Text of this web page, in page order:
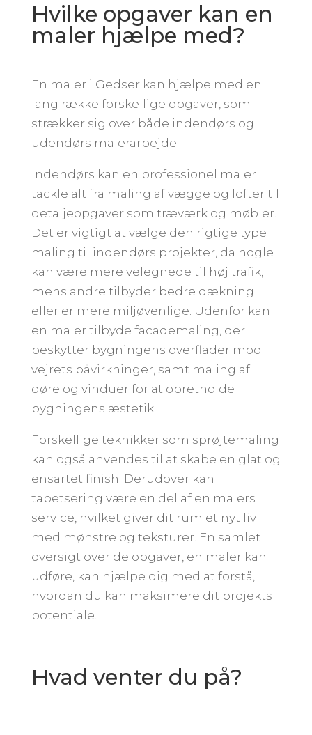
Hvilke opgaver kan en
maler hjælpe med?
En maler i Gedser kan hjælpe med en
lang række forskellige opgaver, som
strækker sig over både indendørs og
udendørs malerarbejde.
Indendørs kan en professionel maler
tackle alt fra maling af vægge og lofter til
detaljeopgaver som træværk og møbler.
Det er vigtigt at vælge den rigtige type
maling til indendørs projekter, da nogle
kan være mere velegnede til høj trafik,
mens andre tilbyder bedre dækning
eller er mere miljøvenlige. Udenfor kan
en maler tilbyde facademaling, der
beskytter bygningens overflader mod
vejrets påvirkninger, samt maling af
døre og vinduer for at opretholde
bygningens æstetik.
Forskellige teknikker som sprøjtemaling
kan også anvendes til at skabe en glat og
ensartet finish. Derudover kan
tapetsering være en del af en malers
service, hvilket giver dit rum et nyt liv
med mønstre og teksturer. En samlet
oversigt over de opgaver, en maler kan
udføre, kan hjælpe dig med at forstå,
hvordan du kan maksimere dit projekts
potentiale.
Hvad venter du på?